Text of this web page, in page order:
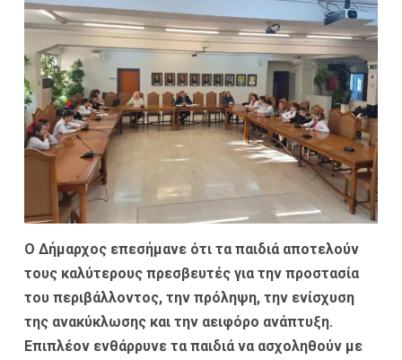
Ο Δήμαρχος επεσήμανε ότι τα παιδιά αποτελούν
τους καλύτερους πρεσβευτές για την προστασία
του περιβάλλοντος, την πρόληψη, την ενίσχυση
της ανακύκλωσης και την αειφόρο ανάπτυξη.
Επιπλέον ενθάρρυνε τα παιδιά να ασχοληθούν με